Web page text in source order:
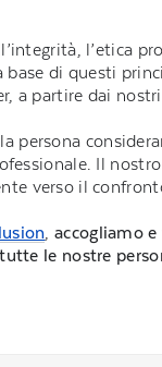
l’etica
base di questi
a partire dai
persona
Il nostro
verso il
,accogliamo
le nostre